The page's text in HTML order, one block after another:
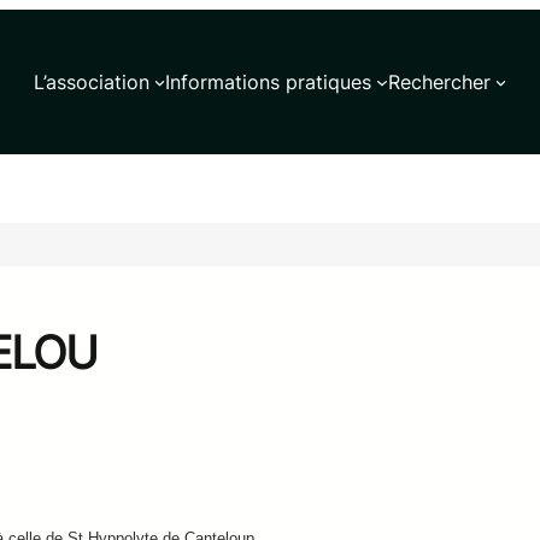
L’association Informations pratiques Rechercher